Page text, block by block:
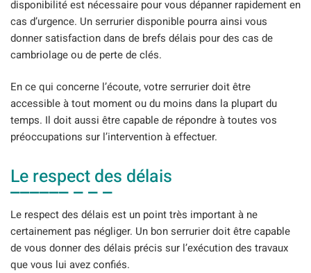
disponibilité est nécessaire pour vous dépanner rapidement en
cas d’urgence. Un serrurier disponible pourra ainsi vous
donner satisfaction dans de brefs délais pour des cas de
cambriolage ou de perte de clés.
En ce qui concerne l’écoute, votre serrurier doit être
accessible à tout moment ou du moins dans la plupart du
temps. Il doit aussi être capable de répondre à toutes vos
préoccupations sur l’intervention à effectuer.
Le respect des délais
Le respect des délais est un point très important à ne
certainement pas négliger. Un bon serrurier doit être capable
de vous donner des délais précis sur l’exécution des travaux
que vous lui avez confiés.